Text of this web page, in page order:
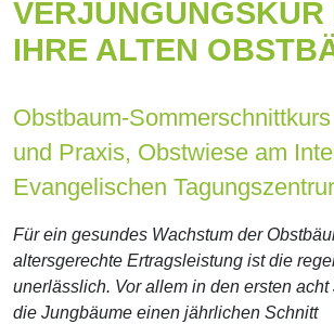
VERJÜNGUNGSKUR
IHRE ALTEN
Obstbaum-
und Praxis, Obstwiese am
Evangelischen
Für ein gesundes Wachstum der
altersgerechte Ertragsleistung ist die
unerlässlich. Vor allem in den ersten
die Jungbäume einen jährlichen Schnitt